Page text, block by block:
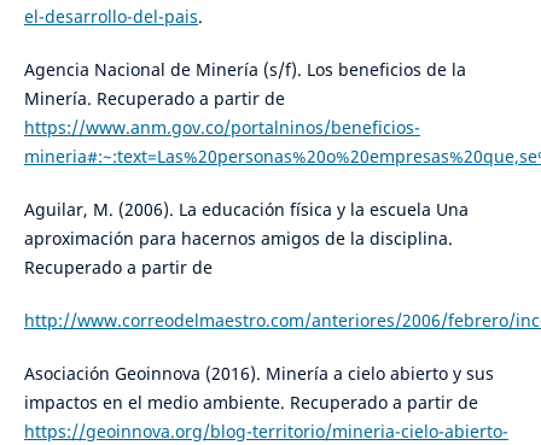
el-desarrollo-del-pais.
Agencia Nacional de Minería (s/f). Los beneficios de la
Minería. Recuperado a partir de
https://www.anm.gov.co/portalninos/beneficios-
Aguilar, M. (2006). La educación física y la escuela Una
aproximación para hacernos amigos de la disciplina.
Recuperado a partir de
http://www.correodelmaestro.com/anteriores/2006/febrero/
Asociación Geoinnova (2016). Minería a cielo abierto y sus
impactos en el medio ambiente. Recuperado a partir de
https://geoinnova.org/blog-territorio/mineria-cielo-abierto-